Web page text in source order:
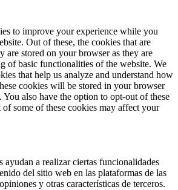
to improve your experience while you
Out of these, the cookies that are
are stored on your browser as they are
of basic functionalities of the website. We
that help us analyze and understand how
cookies will be stored in your browser
also have the option to opt-out of these
some of these cookies may affect your
ayudan a realizar ciertas funcionalidades
del sitio web en las plataformas de las
y otras características de terceros.